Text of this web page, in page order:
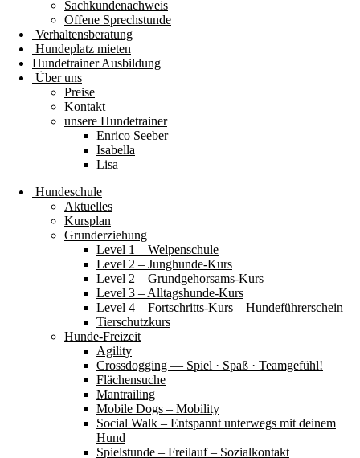
Sachkundenachweis
Offene Sprechstunde
Verhaltensberatung
Hundeplatz mieten
Hundetrainer Ausbildung
Über uns
Preise
Kontakt
unsere Hundetrainer
Enrico Seeber
Isabella
Lisa
Hundeschule
Aktuelles
Kursplan
Grunderziehung
Level 1 – Welpenschule
Level 2 – Junghunde-Kurs
Level 2 – Grundgehorsams-Kurs
Level 3 – Alltagshunde-Kurs
Level 4 – Fortschritts-Kurs – Hundeführerschein
Tierschutzkurs
Hunde-Freizeit
Agility
Crossdogging — Spiel · Spaß · Teamgefühl!
Flächensuche
Mantrailing
Mobile Dogs – Mobility
Social Walk – Entspannt unterwegs mit deinem
Hund
Spielstunde – Freilauf – Sozialkontakt